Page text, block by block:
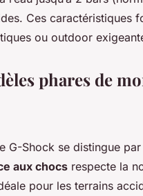
Ces caractéristiques
ou outdoor
phares de
G-Shock se distingue
aux chocs respecte la
pour les terrains